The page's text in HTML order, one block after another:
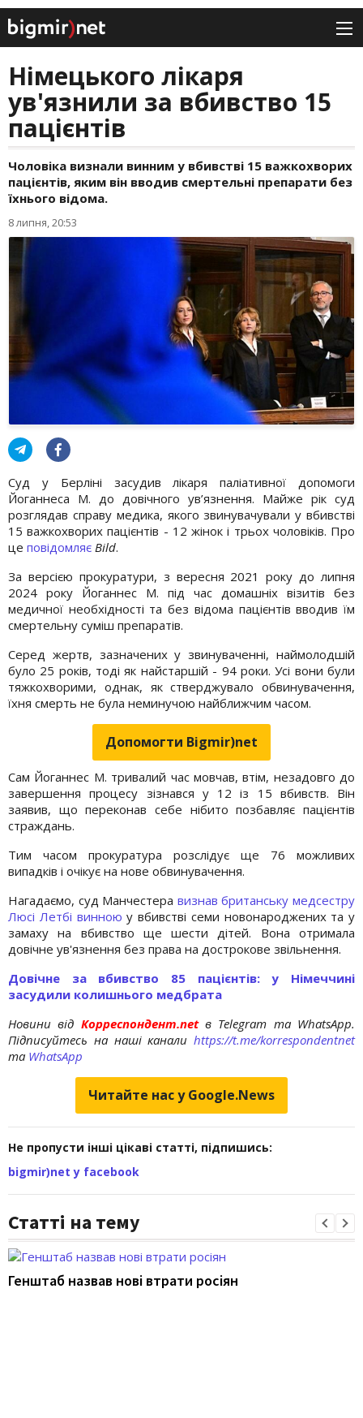
Німецького лікаря
ув'язнили за вбивство 15
пацієнтів
Чоловіка визнали винним у вбивстві 15 важкохворих
пацієнтів, яким він вводив смертельні препарати без
їхнього відома.
8 липня, 20:53
Суд у Берліні засудив лікаря паліативної допомоги
Йоганнеса М. до довічного ув’язнення. Майже рік суд
розглядав справу медика, якого звинувачували у вбивстві
15 важкохворих пацієнтів - 12 жінок і трьох чоловіків. Про
це повідомляє Bild.
За версією прокуратури, з вересня 2021 року до липня
2024 року Йоганнес М. під час домашніх візитів без
медичної необхідності та без відома пацієнтів вводив їм
смертельну суміш препаратів.
Серед жертв, зазначених у звинуваченні, наймолодшій
було 25 років, тоді як найстаршій - 94 роки. Усі вони були
тяжкохворими, однак, як стверджувало обвинувачення,
їхня смерть не була неминучою найближчим часом.
Допомогти Bigmir)net
Сам Йоганнес М. тривалий час мовчав, втім, незадовго до
завершення процесу зізнався у 12 із 15 вбивств. Він
заявив, що переконав себе нібито позбавляє пацієнтів
страждань.
Тим часом прокуратура розслідує ще 76 можливих
випадків і очікує на нове обвинувачення.
Нагадаємо, суд Манчестера визнав британську медсестру
Люсі Летбі винною у вбивстві семи новонароджених та у
замаху на вбивство ще шести дітей. Вона отримала
довічне ув'язнення без права на дострокове звільнення.
Довічне за вбивство 85 пацієнтів: у Німеччині
засудили колишнього медбрата
Новини від Корреспондент.netв Telegram та WhatsApp.
Підписуйтесь на наші канали https://t.me/korrespondentnet
та WhatsApp
Читайте нас у Google.News
Не пропусти інші цікаві статті, підпишись:
bigmir)net у facebook
Статті на тему
Генштаб назвав нові втрати росіян